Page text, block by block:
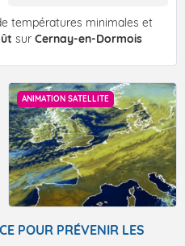
températures minimales et
sur Cernay-en-Dormois
ANIMATION SATELLITE
POUR PRÉVENIR LES